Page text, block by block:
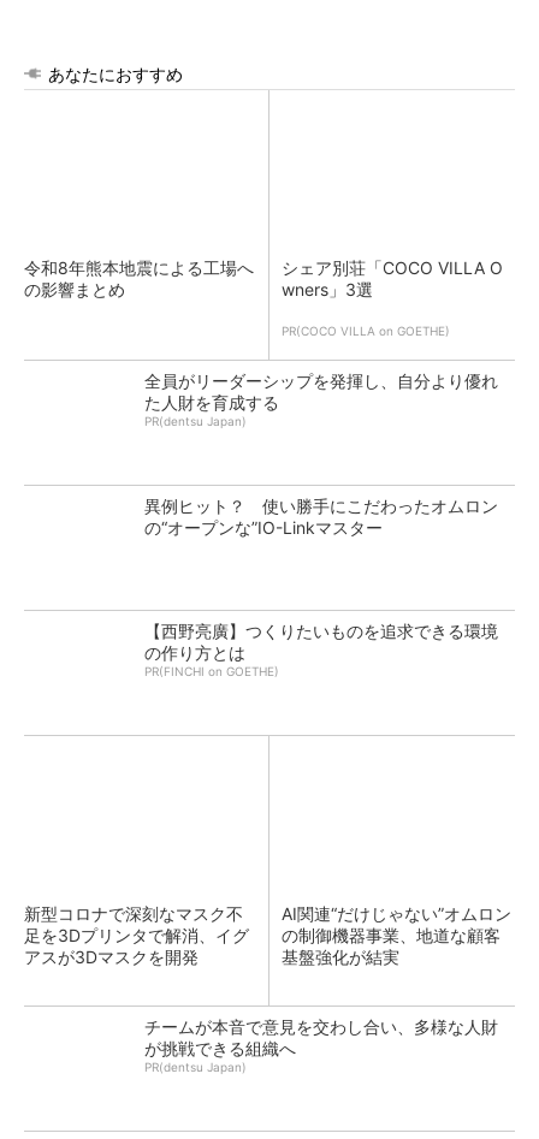
あなたにおすすめ
令和8年熊本地震による工場へ
の影響まとめ
シェア別荘「COCO VILLA O
wners」3選
PR(COCO VILLA on GOETHE)
全員がリーダーシップを発揮し、自分より優れ
た人財を育成する
PR(dentsu Japan)
異例ヒット？ 使い勝手にこだわったオムロン
の“オープンな”IO-Linkマスター
【西野亮廣】つくりたいものを追求できる環境
の作り方とは
PR(FINCHI on GOETHE)
新型コロナで深刻なマスク不
足を3Dプリンタで解消、イグ
アスが3Dマスクを開発
AI関連“だけじゃない”オムロン
の制御機器事業、地道な顧客
基盤強化が結実
チームが本音で意見を交わし合い、多様な人財
が挑戦できる組織へ
PR(dentsu Japan)